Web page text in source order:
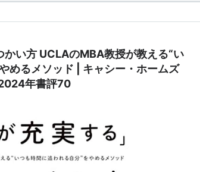
かい方 UCLAのMBA教授が教える“い
めるメソッド | キャシー・ホームズ
年書評70